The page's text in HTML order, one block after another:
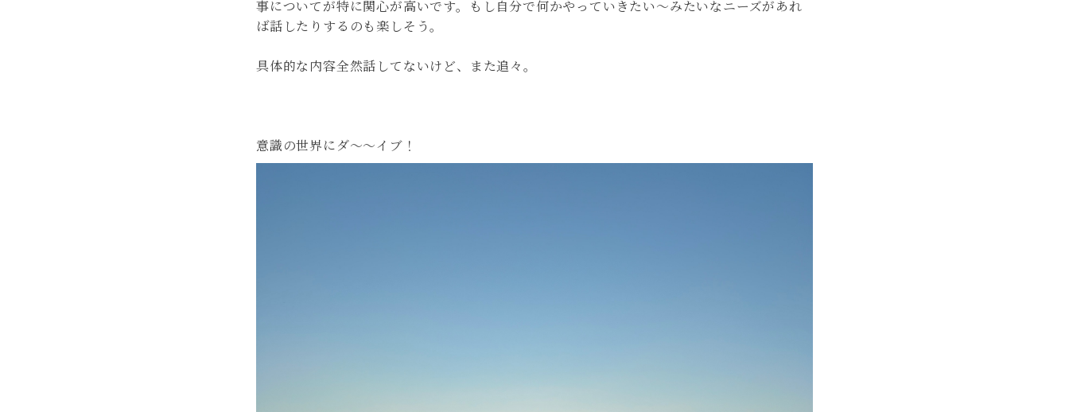
事についてが特に関心が高いです。もし自分で何かやっていきたい〜みたいなニーズがあれ
ば話したりするのも楽しそう。
具体的な内容全然話してないけど、また追々。
意識の世界にダ〜〜イブ！